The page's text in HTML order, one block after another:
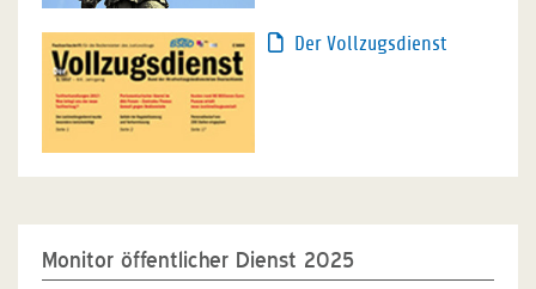
Der Vollzugsdienst
Monitor öffentlicher Dienst 2025